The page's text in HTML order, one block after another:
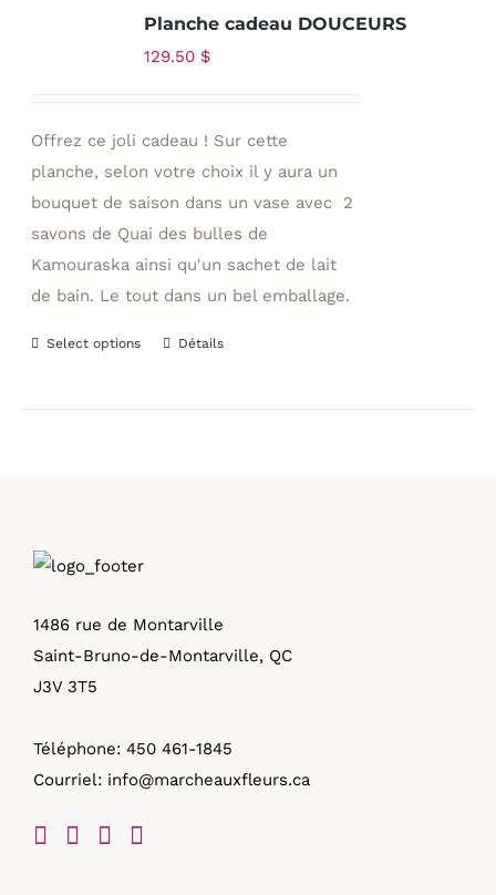
Planche cadeau DOUCEURS
129.50 $
Offrez ce joli cadeau ! Sur cette
planche, selon votre choix il y aura un
bouquet de saison dans un vase avec 2
savons de Quai des bulles de
Kamouraska ainsi qu'un sachet de lait
de bain. Le tout dans un bel emballage.
Select options Détails
1486 rue de Montarville
Saint-Bruno-de-Montarville, QC
J3V 3T5
Téléphone: 450 461-1845
Courriel: info@marcheauxfleurs.ca